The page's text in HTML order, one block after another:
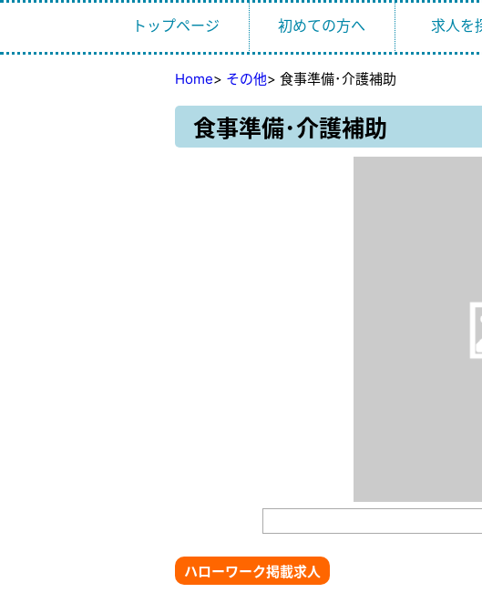
トップページ 初めての方へ 求人を
Home> その他> 食事準備･介護補助
食事準備･介護補助
ハローワーク掲載求人